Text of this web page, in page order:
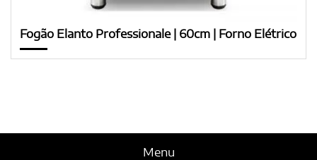
Fogão Elanto Professionale | 60cm | Forno Elétrico
Menu